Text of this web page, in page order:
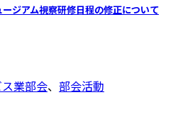
ージアム視察研修日程の修正について
業部会、 部会活動